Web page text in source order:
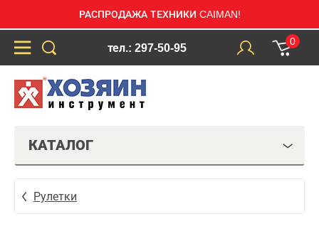
РАСПРОДАЖА ТЕХНИКИ CAIMAN!
тел.: 297-50-95
0
КАТАЛОГ
Рулетки